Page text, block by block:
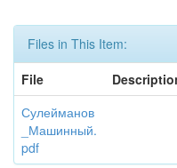
Files in This Item:
File
Сулейманов
_Машинный.
pdf